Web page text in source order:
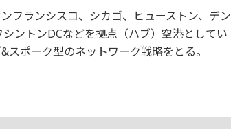
フランシスコ、シカゴ、ヒューストン、デン
ントンDCなどを拠点（ハブ）空港としてい
ポーク型のネットワーク戦略をとる。